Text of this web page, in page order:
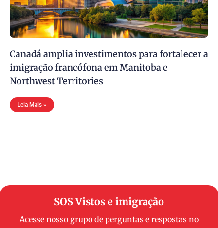
Canadá amplia investimentos para fortalecer a
imigração francófona em Manitoba e
Northwest Territories
Leia Mais »
SOS Vistos e imigração
Acesse nosso grupo de perguntas e respostas no